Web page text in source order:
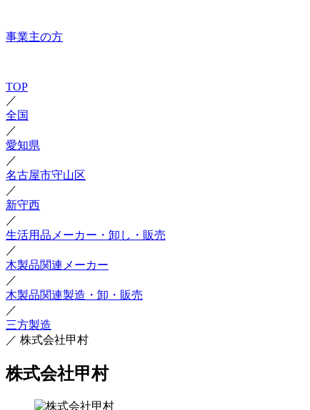
事業主の方
TOP
／
全国
／
愛知県
／
名古屋市守山区
／
新守西
／
生活用品メーカー・卸し・販売
／
木製品関連メーカー
／
木製品関連製造・卸・販売
／
三方製造
／ 株式会社甲村
株式会社甲村